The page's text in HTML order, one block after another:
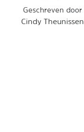
Geschreven door
Cindy Theunissen